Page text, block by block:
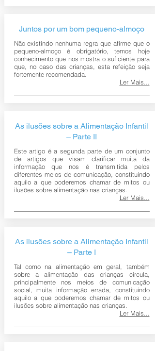
Juntos por um bom pequeno-almoço
Não existindo nenhuma regra que afirme que o
pequeno-almoço é obrigatório, temos hoje
conhecimento que nos mostra o suficiente para
que, no caso das crianças, esta refeição seja
fortemente recomendada.
Ler Mais...
As ilusões sobre a Alimentação Infantil
– Parte II
Este artigo é a segunda parte de um conjunto
de artigos que visam clarificar muita da
informação que nos é transmitida pelos
diferentes meios de comunicação, constituindo
aquilo a que poderemos chamar de mitos ou
ilusões sobre alimentação nas crianças.
Ler Mais...
As ilusões sobre a Alimentação Infantil
– Parte I
Tal como na alimentação em geral, também
sobre a alimentação das crianças circula,
principalmente nos meios de comunicação
social, muita informação errada, constituindo
aquilo a que poderemos chamar de mitos ou
ilusões sobre alimentação nas crianças.
Ler Mais...